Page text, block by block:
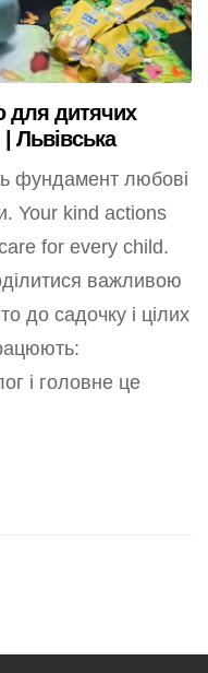
для дитячих
Львівська
фундамент любові
Your kind actions
for every child.
важливою
до садочку і цілих
і головне це